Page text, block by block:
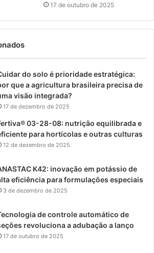
17 de outubro de 2025
do solo é prioridade estratégica:
que a agricultura brasileira precisa de
visão integrada?
17 de dezembro de 2025
03-28-08: nutrição equilibrada e
para hortícolas e outras culturas
12 de dezembro de 2025
K42: inovação em potássio de
eficiência para formulações especiais
3 de dezembro de 2025
de controle automático de
revoluciona a adubação a lanço
17 de outubro de 2025